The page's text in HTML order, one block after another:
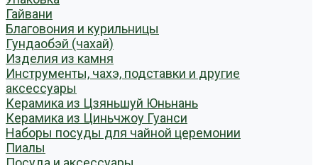
Гайвани
Благовония и курильницы
Гундаобэй (чахай)
Изделия из камня
Инструменты, чахэ, подставки и другие
аксессуары
Керамика из Цзяньшуй Юньнань
Керамика из Циньчжоу Гуанси
Наборы посуды для чайной церемонии
Пиалы